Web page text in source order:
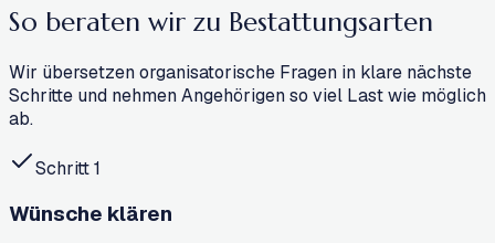
So beraten wir zu Bestattungsarten
Wir übersetzen organisatorische Fragen in klare nächste
Schritte und nehmen Angehörigen so viel Last wie möglich
ab.
Schritt1
Wünsche klären